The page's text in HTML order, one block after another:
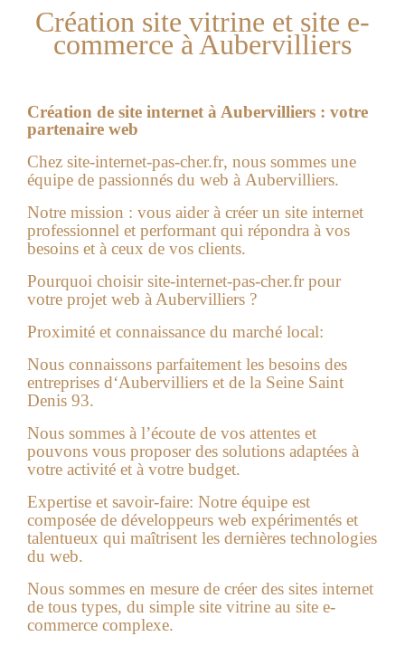
Création site vitrine et site e-
commerce à Aubervilliers
Création de site internet à Aubervilliers : votre
partenaire web
Chez site-internet-pas-cher.fr, nous sommes une
équipe de passionnés du web à Aubervilliers.
Notre mission : vous aider à créer un site internet
professionnel et performant qui répondra à vos
besoins et à ceux de vos clients.
Pourquoi choisir site-internet-pas-cher.fr pour
votre projet web à Aubervilliers ?
Proximité et connaissance du marché local:
Nous connaissons parfaitement les besoins des
entreprises d‘Aubervilliers et de la Seine Saint
Denis 93.
Nous sommes à l’écoute de vos attentes et
pouvons vous proposer des solutions adaptées à
votre activité et à votre budget.
Expertise et savoir-faire: Notre équipe est
composée de développeurs web expérimentés et
talentueux qui maîtrisent les dernières technologies
du web.
Nous sommes en mesure de créer des sites internet
de tous types, du simple site vitrine au site e-
commerce complexe.